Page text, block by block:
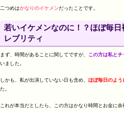
二つめはかなりのイケメンだったことです。
若いイケメンなのに！？ほぼ毎
レブリティ
まず、時間があることに関してですが、 この方は私と
いました。
しかも、私が出演していない日も含め、 ほぼ毎日のよう
た。
これが本当だとしたら、この方はかなり時間とお金に余